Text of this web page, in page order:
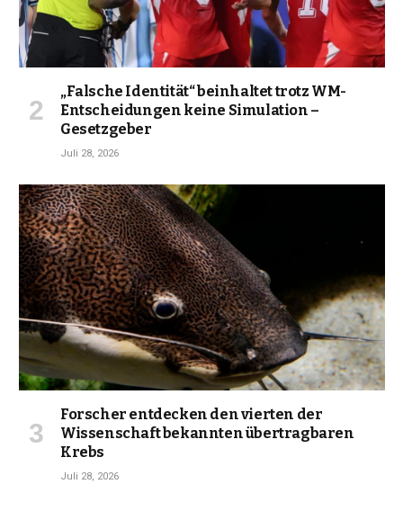
„Falsche Identität“ beinhaltet trotz WM-
Entscheidungen keine Simulation –
Gesetzgeber
Juli 28, 2026
Forscher entdecken den vierten der
Wissenschaft bekannten übertragbaren
Krebs
Juli 28, 2026